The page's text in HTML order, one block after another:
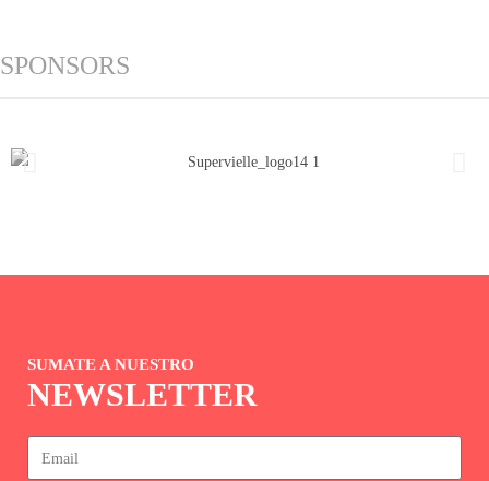
SPONSORS
SUMATE A NUESTRO
NEWSLETTER